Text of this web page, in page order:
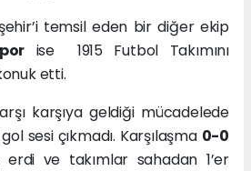
temsil eden bir diğer ekip
ise 1915 Futbol Takımını
etti.
karşıya geldiği mücadelede
sesi çıkmadı. Karşılaşma 0-0
ve takımlar sahadan 1’er